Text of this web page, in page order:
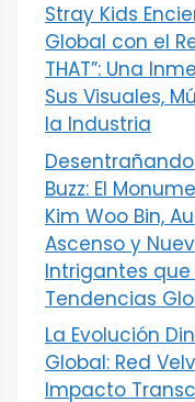
Stray Kids
Global con el
THAT”: Una
Sus Visuales,
la Industria
Buzz: El
Kim Woo Bin,
Ascenso y
Intrigantes que
Tendencias
La Evolución
Global: Red
Impacto